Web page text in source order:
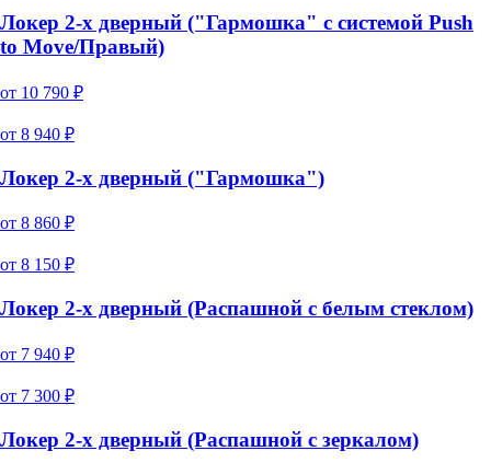
Локер 2-х дверный ("Гармошка" с системой Push
to Move/Правый)
от 10 790 ₽
от 8 940 ₽
Локер 2-х дверный ("Гармошка")
от 8 860 ₽
от 8 150 ₽
Локер 2-х дверный (Распашной с белым стеклом)
от 7 940 ₽
от 7 300 ₽
Локер 2-х дверный (Распашной с зеркалом)